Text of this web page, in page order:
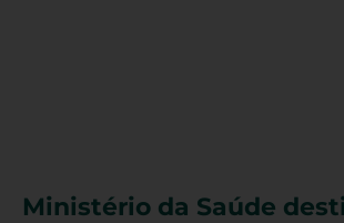
Ministério da Saúde